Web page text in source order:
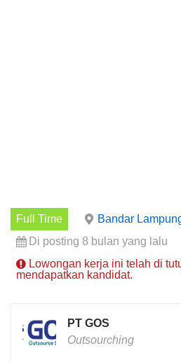
Full Time
Bandar
Di posting 8 bulan yang lalu
Lowongan kerja ini telah di
mendapatkan kandidat.
PT GOS
Outsourching